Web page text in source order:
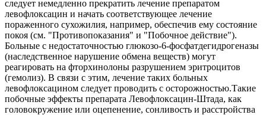
следует немедленно прекратить лечение препаратом
левофлоксацин и начать соответствующее лечение
пораженного сухожилия, например, обеспечив ему состояние
покоя (см. "Противопоказания" и "Побочное действие").
Больные с недостаточностью глюкозо-6-фосфатдегидрогеназы
(наследственное нарушение обмена веществ) могут
реагировать на фторхинолоны разрушением эритроцитов
(гемолиз). В связи с этим, лечение таких больных
левофлоксацином следует проводить с осторожностью.Такие
побочные эффекты препарата Левофлоксацин-Штада, как
головокружение или оцепенение, сонливость и расстройства